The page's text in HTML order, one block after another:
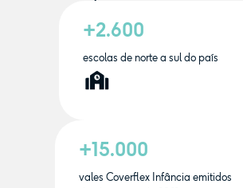
+2.600
escolas de norte a sul do país
+15.000
vales Coverflex Infância emitidos